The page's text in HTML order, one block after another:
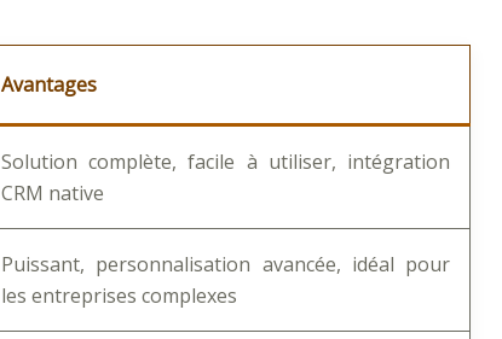
Avantages
Solution complète, facile à utiliser, intégration
CRM native
Puissant, personnalisation avancée, idéal pour
les entreprises complexes